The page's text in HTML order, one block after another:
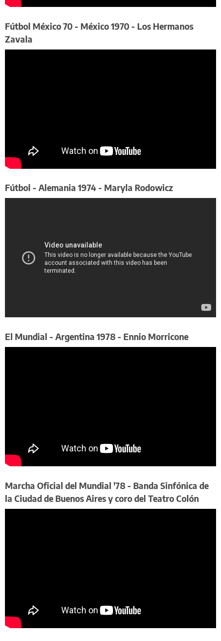
​Fútbol México 70 - México 1970 - Los Hermanos
Zavala
Fútbol - Alemania 1974 - Maryla Rodowicz
El Mundial - Argentina 1978 - Ennio Morricone
Marcha Oficial del Mundial '78 - Banda Sinfónica de
la Ciudad de Buenos Aires y coro del Teatro Colón